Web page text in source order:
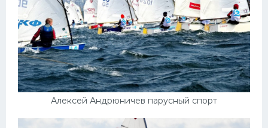
Алексей Андрюничев парусный спорт